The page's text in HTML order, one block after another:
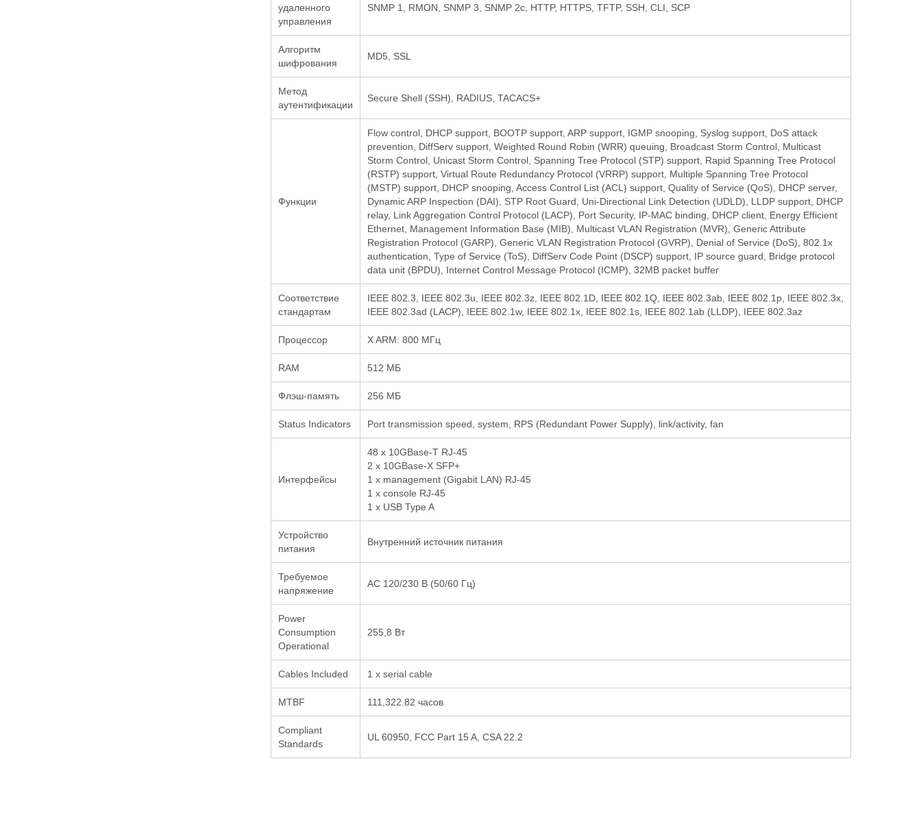
удаленного
управления
SNMP 1, RMON, SNMP 3, SNMP 2c, HTTP, HTTPS, TFTP, SSH, CLI, SCP
Алгоритм
шифрования
MD5, SSL
Метод
аутентификации
Secure Shell (SSH), RADIUS, TACACS+
Функции
Flow control, DHCP support, BOOTP support, ARP support, IGMP snooping, Syslog support, DoS attack
prevention, DiffServ support, Weighted Round Robin (WRR) queuing, Broadcast Storm Control, Multicast
Storm Control, Unicast Storm Control, Spanning Tree Protocol (STP) support, Rapid Spanning Tree Protocol
(RSTP) support, Virtual Route Redundancy Protocol (VRRP) support, Multiple Spanning Tree Protocol
(MSTP) support, DHCP snooping, Access Control List (ACL) support, Quality of Service (QoS), DHCP server,
Dynamic ARP Inspection (DAI), STP Root Guard, Uni-Directional Link Detection (UDLD), LLDP support, DHCP
relay, Link Aggregation Control Protocol (LACP), Port Security, IP-MAC binding, DHCP client, Energy Efficient
Ethernet, Management Information Base (MIB), Multicast VLAN Registration (MVR), Generic Attribute
Registration Protocol (GARP), Generic VLAN Registration Protocol (GVRP), Denial of Service (DoS), 802.1x
authentication, Type of Service (ToS), DiffServ Code Point (DSCP) support, IP source guard, Bridge protocol
data unit (BPDU), Internet Control Message Protocol (ICMP), 32MB packet buffer
Соответствие
стандартам
IEEE 802.3, IEEE 802.3u, IEEE 802.3z, IEEE 802.1D, IEEE 802.1Q, IEEE 802.3ab, IEEE 802.1p, IEEE 802.3x,
IEEE 802.3ad (LACP), IEEE 802.1w, IEEE 802.1x, IEEE 802.1s, IEEE 802.1ab (LLDP), IEEE 802.3az
Процессор X ARM: 800 МГц
RAM 512 МБ
Флэш-память 256 МБ
Status Indicators Port transmission speed, system, RPS (Redundant Power Supply), link/activity, fan
Интерфейсы
48 x 10GBase-T RJ-45
2 x 10GBase-X SFP+
1 x management (Gigabit LAN) RJ-45
1 x console RJ-45
1 x USB Type A
Устройство
питания
Внутренний источник питания
Требуемое
напряжение
AC 120/230 В (50/60 Гц)
Power
Consumption
Operational
255,8 Вт
Cables Included 1 x serial cable
MTBF 111,322.82 часов
Compliant
Standards
UL 60950, FCC Part 15 A, CSA 22.2